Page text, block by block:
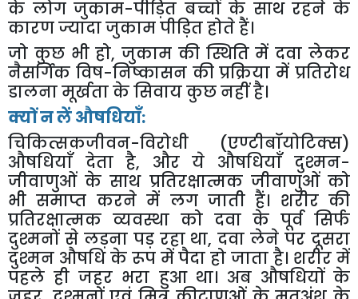
के लोग जुकाम-पीड़ित बच्चों के साथ रहने के
कारण ज्यादा जुकाम पीड़ित होते हैं।
जो कुछ भी हो,जुकाम की स्थिति में दवा लेकर
नैसर्गिक विष-निष्कासन की प्रक्रिया में प्रतिरोध
डालना मूर्खता के सिवाय कुछ नहीं है।
क्यों न लें औषधियाँ:
चिकित्सकजीवन-विरोधी (एण्टीबॉयोटिक्स)
औषधियाँ देता है, और ये औषधियाँ दुश्मन-
जीवाणुओं के साथ प्रतिरक्षात्मक जीवाणुओं को
भी समाप्त करने में लग जाती हैं। शरीर की
प्रतिरक्षात्मक व्यवस्था को दवा के पूर्व सिर्फ
दुश्मनों से लड़ना पड़ रहा था,दवा लेने पर दूसरा
दुश्मन औषधि के रूप में पैदा हो जाता है। शरीर में
पहले ही जहर भरा हुआ था। अब औषधियों के